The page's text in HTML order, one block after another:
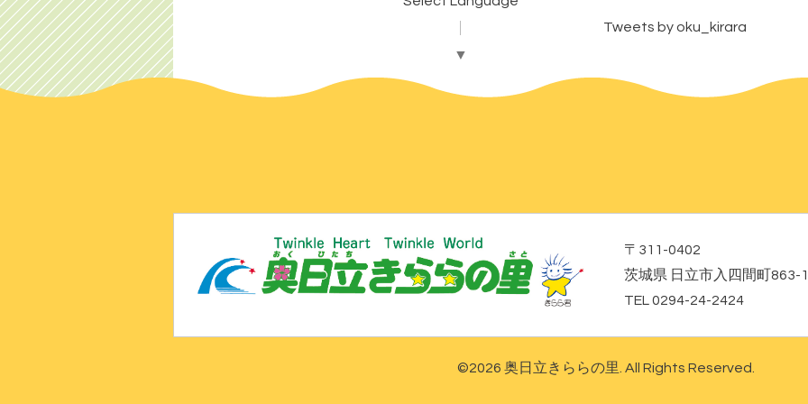
▼
Tweets by oku_kirara
〒311-0402
茨城県 日立市入四間町863-1
TEL 0294-24-2424
©2026 奥日立きららの里. All Rights Reserved.